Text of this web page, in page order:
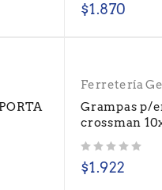
$1.870
Ferretería
Grampas p/
crossman
$1.922